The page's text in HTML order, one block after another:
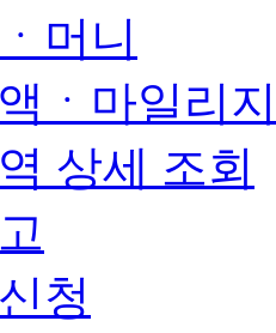
머니
ㆍ마일리지
상세 조회
청